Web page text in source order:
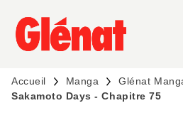
MENU RECHERCHE
PIED DE PAGE
Accueil Manga
Glénat
Sakamoto Days - Chapitre 75